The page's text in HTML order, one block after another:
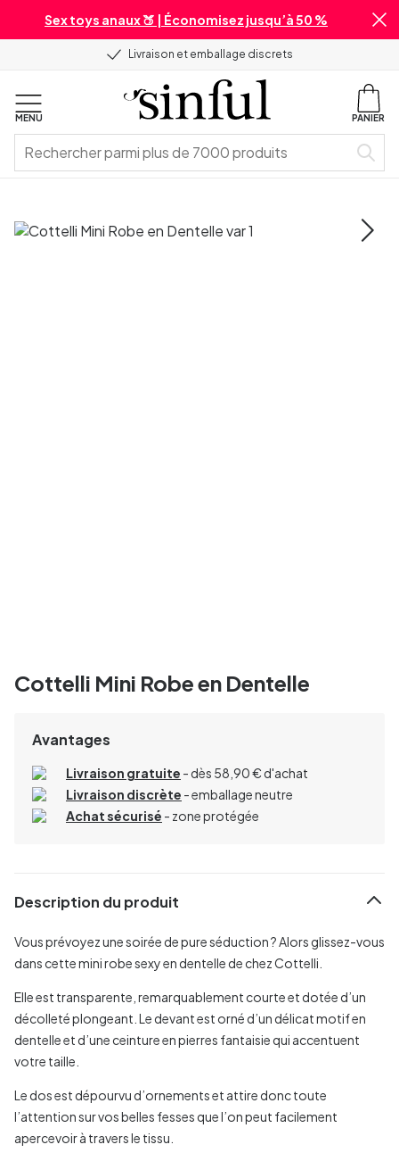
Sex toys anaux 🍑 | Économisez jusqu’à 50 %
Livraison et emballage discrets
MENU PANIER
Cottelli Mini Robe en Dentelle
Avantages
Livraison gratuite - dès 58,90 € d'achat
Livraison discrète - emballage neutre
Achat sécurisé - zone protégée
Description du produit
Vous prévoyez une soirée de pure séduction ? Alors glissez-vous
dans cette mini robe sexy en dentelle de chez Cottelli.
Elle est transparente, remarquablement courte et dotée d’un
décolleté plongeant. Le devant est orné d’un délicat motif en
dentelle et d’une ceinture en pierres fantaisie qui accentuent
votre taille.
Le dos est dépourvu d’ornements et attire donc toute
l’attention sur vos belles fesses que l’on peut facilement
apercevoir à travers le tissu.